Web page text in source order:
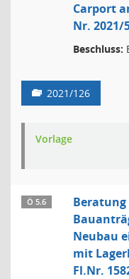
Carport
Nr. 2021/
Beschluss:
2021/126
Vorlage
Ö 5.6
Beratung
Neubau
mit
Fl.Nr.